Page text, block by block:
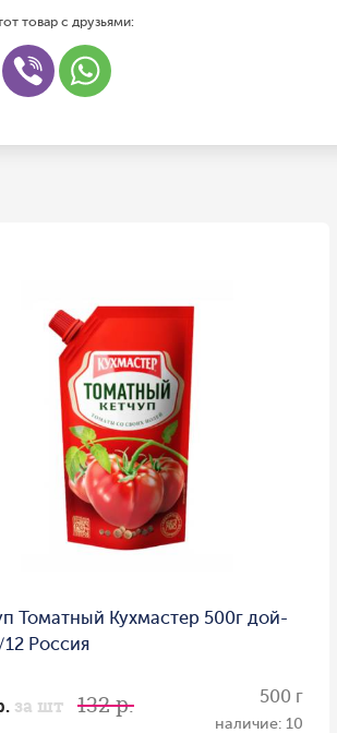
товар с друзьями:
Томатный Кухмастер 500г дой-
12 Россия
за шт 132 р. 500 г
наличие: 10